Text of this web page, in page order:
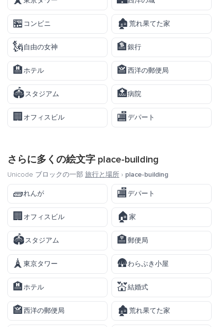
🏪 コンビニ 🏚️荒れ果てた家
🗽自由の女神 🏦銀行
🏨ホテル 🏤西洋の郵便局
🏟️スタジアム 🏥病院
🏢オフィスビル 🏬デパート
さらに多くの絵文字 place-building
Unicode ブロックの一部 旅行と場所 › place-building
🧱れんが 🏬デパート
🏢オフィスビル 🏠家
🏟️スタジアム 🏣郵便局
🗼 東京タワー 🛖わらぶき小屋
🏨ホテル 💒結婚式
🏤西洋の郵便局 🏚️荒れ果てた家